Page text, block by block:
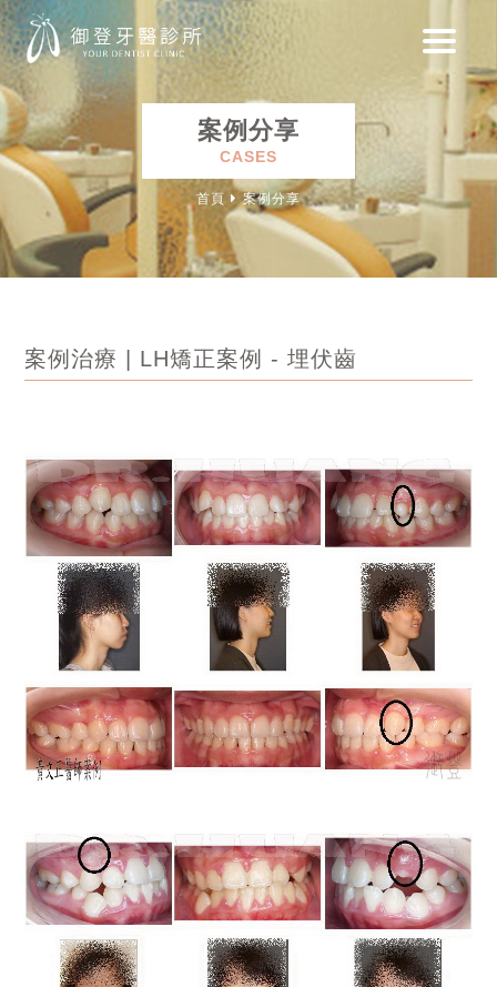
案例分享
CASES
首頁 案例分享
案例治療 | LH矯正案例 - 埋伏齒